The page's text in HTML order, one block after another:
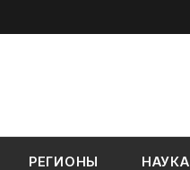
РЕГИОНЫ НАУКА